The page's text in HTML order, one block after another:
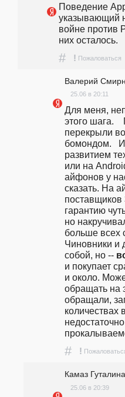
Поведение
указывающий
войне против
них осталось.
# ! Пожаловаться
Валерий
25.06 в 20:11
Для меня,
этого шага.
перекрыли
бомондом.
развитием
или на
айфонов у
сказать. На
гарантию
но
больше всех
Чиновники и
собой, но --
и покупает
и около.
обращать на
обращали,
количествах
# !
Камaз Гутaлина
25.06 в 20:39